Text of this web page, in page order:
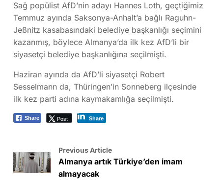
Sağ popülist AfD’nin adayı Hannes Loth, geçtiğimiz
Temmuz ayında Saksonya-Anhalt’a bağlı Raguhn-
Jeßnitz kasabasındaki belediye başkanlığı seçimini
kazanmış, böylece Almanya’da ilk kez AfD’li bir
siyasetçi belediye başkanlığına seçilmişti.
Haziran ayında da AfD’li siyasetçi Robert
Sesselmann da, Thüringen’in Sonneberg ilçesinde
ilk kez parti adına kaymakamlığa seçilmişti.
Share Post Share
Previous Article
Almanya artık Türkiye’den imam
almayacak